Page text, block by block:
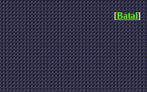
[Batal]